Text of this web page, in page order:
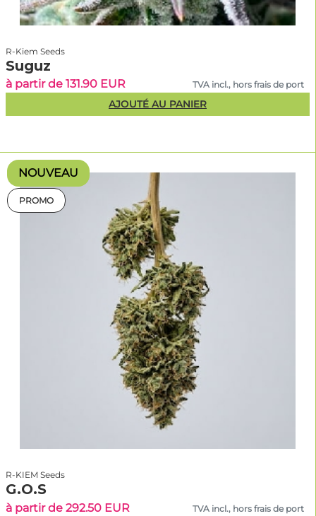
R-Kiem Seeds
Suguz
à partir de 131.90 EUR TVA incl., hors frais de port
AJOUTÉ AU PANIER
NOUVEAU
PROMO
R-KIEM Seeds
G.O.S
à partir de 292.50 EUR TVA incl., hors frais de port